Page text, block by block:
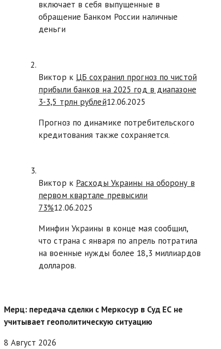
включает в себя выпущенные в
обращение Банком России наличные
деньги
Виктор к ЦБ сохранил прогноз по чистой
прибыли банков на 2025 год в диапазоне
3-3,5 трлн рублей12.06.2025
Прогноз по динамике потребительского
кредитования также сохраняется.
Виктор к Расходы Украины на оборону в
первом квартале превысили
73%12.06.2025
Минфин Украины в конце мая сообщил,
что страна с января по апрель потратила
на военные нужды более 18,3 миллиардов
долларов.
Мерц: передача сделки с Меркосур в Суд ЕС не
учитывает геополитическую ситуацию
8 Август 2026